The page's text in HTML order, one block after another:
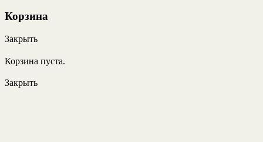
Корзина
Закрыть
Корзина пуста.
Закрыть